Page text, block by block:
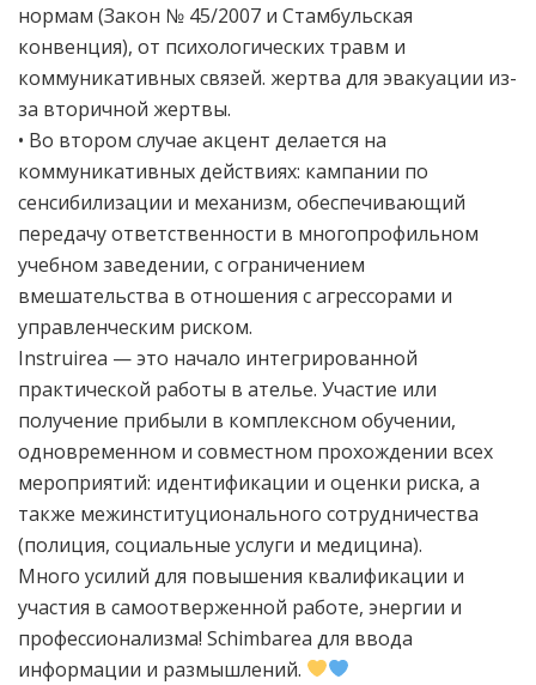
нормам (Закон № 45/2007 и Стамбульская
конвенция), от психологических травм и
коммуникативных связей. жертва для эвакуации из-
за вторичной жертвы.
• Во втором случае акцент делается на
коммуникативных действиях: кампании по
сенсибилизации и механизм, обеспечивающий
передачу ответственности в многопрофильном
учебном заведении, с ограничением
вмешательства в отношения с агрессорами и
управленческим риском.
Instruirea — это начало интегрированной
практической работы в ателье. Участие или
получение прибыли в комплексном обучении,
одновременном и совместном прохождении всех
мероприятий: идентификации и оценки риска, а
также межинституционального сотрудничества
(полиция, социальные услуги и медицина).
Много усилий для повышения квалификации и
участия в самоотверженной работе, энергии и
профессионализма! Schimbarea для ввода
информации и размышлений.